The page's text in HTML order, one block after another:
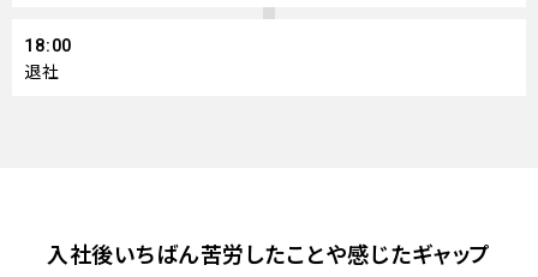
18:00
退社
入社後いちばん苦労したことや感じたギャップ